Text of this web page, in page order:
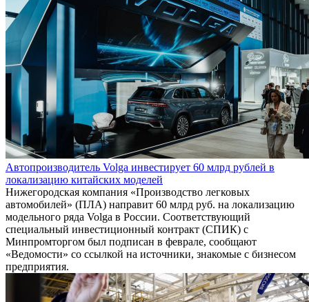
Автопроизводитель Volga инвестирует 60 млрд рублей в
локализацию китайских моделей
Нижегородская компания «Производство легковых
автомобилей» (ПЛА) направит 60 млрд руб. на локализацию
модельного ряда Volga в России. Соответствующий
специальный инвестиционный контракт (СПИК) с
Минпромторгом был подписан в феврале, сообщают
«Ведомости» со ссылкой на источники, знакомые с бизнесом
предприятия.